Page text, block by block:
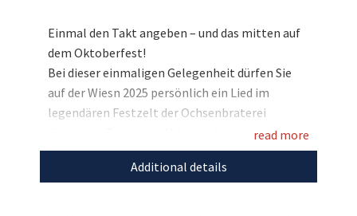
Einmal den Takt angeben – und das mitten auf
dem Oktoberfest!
Bei dieser einmaligen Gelegenheit dürfen Sie
auf der Wiesn 2025 persönlich ein Lied im
legendären Festzelt der Ochsenbraterei
dirigieren. Termin und Uhrzeit können nach
dem Ende der Auktion mit dem Gewinner
abgestimmt werden. Am vereinbarten Tag
read more
Additional details